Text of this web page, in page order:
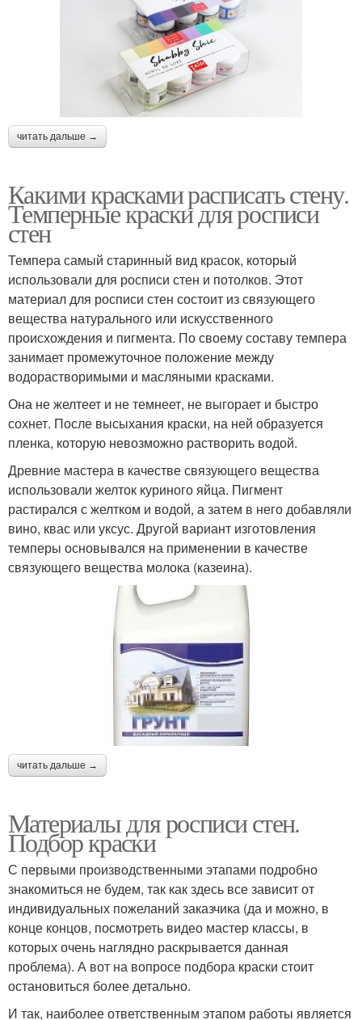
читать дальше →
Какими красками расписать стену.
Темперные краски для росписи
стен
Темпера самый старинный вид красок, который
использовали для росписи стен и потолков. Этот
материал для росписи стен состоит из связующего
вещества натурального или искусственного
происхождения и пигмента. По своему составу темпера
занимает промежуточное положение между
водорастворимыми и масляными красками.
Она не желтеет и не темнеет, не выгорает и быстро
сохнет. После высыхания краски, на ней образуется
пленка, которую невозможно растворить водой.
Древние мастера в качестве связующего вещества
использовали желток куриного яйца. Пигмент
растирался с желтком и водой, а затем в него добавляли
вино, квас или уксус. Другой вариант изготовления
темперы основывался на применении в качестве
связующего вещества молока (казеина).
читать дальше →
Материалы для росписи стен.
Подбор краски
С первыми производственными этапами подробно
знакомиться не будем, так как здесь все зависит от
индивидуальных пожеланий заказчика (да и можно, в
конце концов, посмотреть видео мастер классы, в
которых очень наглядно раскрывается данная
проблема). А вот на вопросе подбора краски стоит
остановиться более детально.
И так, наиболее ответственным этапом работы является